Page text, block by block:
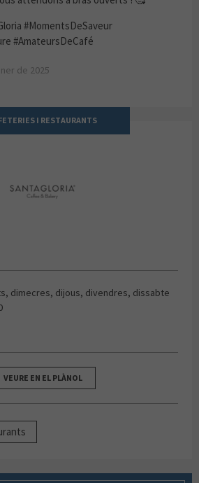
#MomentsDeSaveur
#AmateursDeCafé
de 2025
I RESTAURANTS
dimecres, dijous, divendres, dissabte
VEURE EN EL PLÀNOL